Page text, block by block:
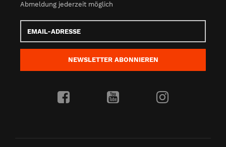
Abmeldung jederzeit möglich
Adresse
NEWSLETTER ABONNIEREN